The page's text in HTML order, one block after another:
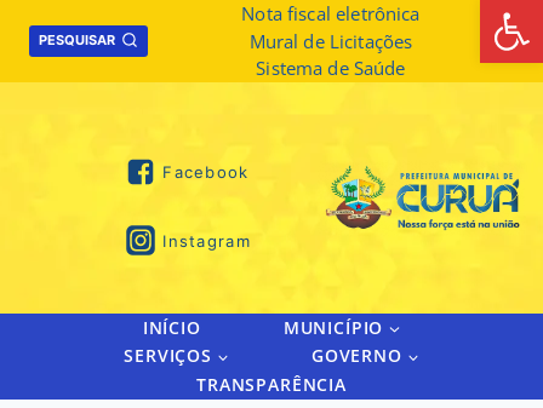
PESQUISAR
Nota fiscal eletrônica
Mural de Licitações
Sistema de Saúde
Facebook
Instagram
INÍCIO
MUNICÍPIO
SERVIÇOS
GOVERNO
TRANSPARÊNCIA